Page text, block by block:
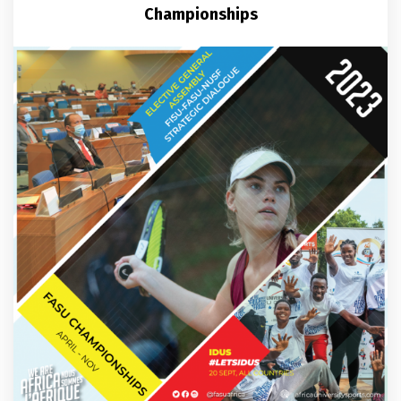
Championships